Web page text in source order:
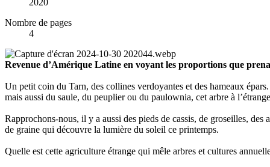
2020
Nombre de pages
4
Revenue d’Amérique Latine en voyant les proportions que
Un petit coin du Tarn, des collines verdoyantes et des hameaux
mais aussi du saule, du peuplier ou du paulownia, cet arbre à
Rapprochons-nous, il y a aussi des pieds de cassis, de groseilles,
de graine qui découvre la lumière du soleil ce printemps.
Quelle est cette agriculture étrange qui mêle arbres et cultures